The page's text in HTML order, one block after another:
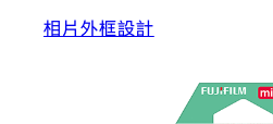
相片外框設計